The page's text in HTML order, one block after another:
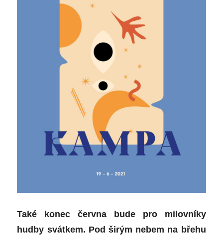
Také konec června bude pro milovníky
hudby svátkem. Pod širým nebem na břehu